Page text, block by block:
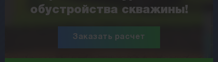
обустройства скважины!
Заказать расчет